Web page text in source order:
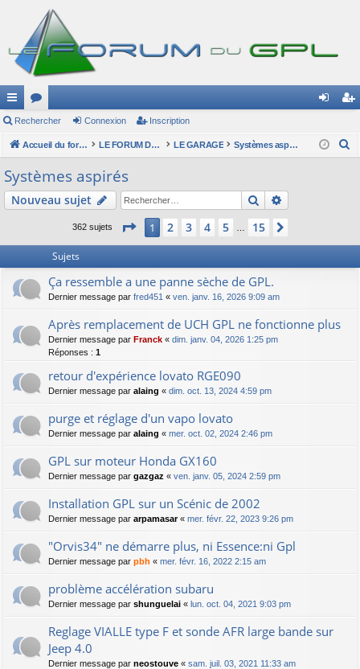
ac
co
ur
ci
or
u
m
s
ne cri
Rechercher Connexion Inscription
Accueil du forum LE FORUM DU GPL LE GARAGE Systèmes aspirés
h
Systèmes aspirés
Nouveau sujet Rechercher
362 sujets Page 1sur 15
1 2 3 4 5 15
Sujets
Ça ressemble a une panne sèche de GPL.
Dernier message par fred451 « ven. janv. 16, 2026 9:09 am
Après remplacement de UCH GPL ne fonctionne plus
Dernier message par Franck « dim. janv. 04, 2026 1:25 pm
Réponses : 1
retour d'expérience lovato RGE090
Dernier message par alaing « dim. oct. 13, 2024 4:59 pm
purge et réglage d'un vapo lovato
Dernier message par alaing « mer. oct. 02, 2024 2:46 pm
GPL sur moteur Honda GX160
Dernier message par gazgaz « ven. janv. 05, 2024 2:59 pm
Installation GPL sur un Scénic de 2002
Dernier message par arpamasar« mer. févr. 22, 2023 9:26 pm
"Orvis34" ne démarre plus, ni Essence:ni Gpl
Dernier message par pbh « mer. févr. 16, 2022 2:15 am
problème accélération subaru
Dernier message par shunguelai « lun. oct. 04, 2021 9:03 pm
Reglage VIALLE type F et sonde AFR large bande sur
Jeep 4.0
Dernier message par neostouve « sam. juil. 03, 2021 11:33 am